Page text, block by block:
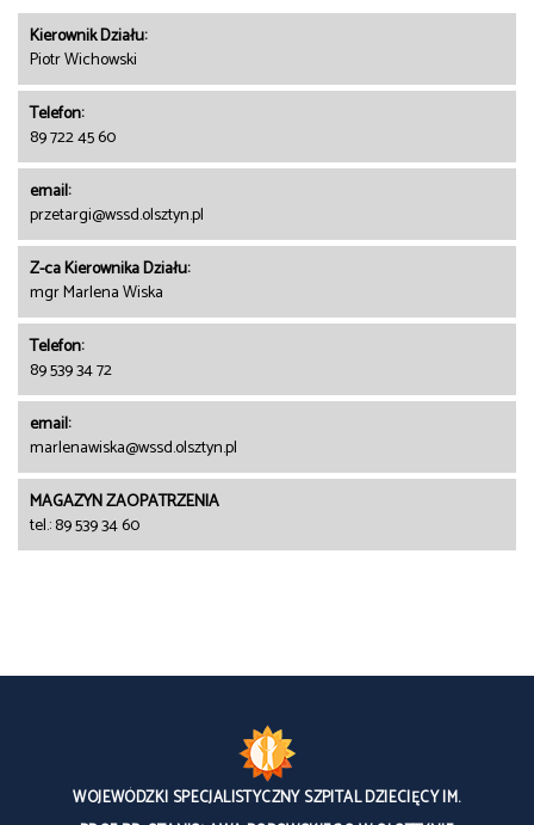
Kierownik Działu:
Piotr Wichowski
Telefon:
89 722 45 60
email:
przetargi@wssd.olsztyn.pl
Z-ca Kierownika Działu:
mgr Marlena Wiska
Telefon:
89 539 34 72
email:
marlenawiska@wssd.olsztyn.pl
MAGAZYN ZAOPATRZENIA
tel.: 89 539 34 60
WOJEWÓDZKI SPECJALISTYCZNY SZPITAL DZIECIĘCY IM.